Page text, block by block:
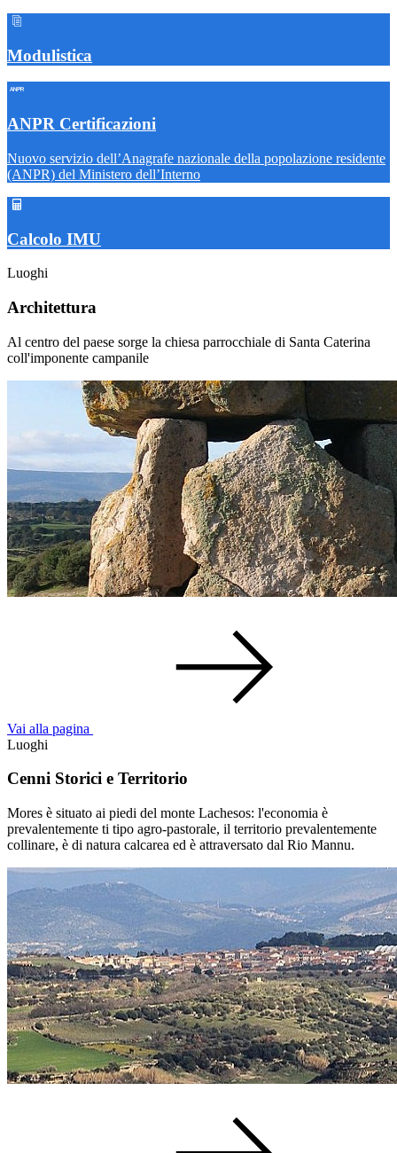
Modulistica
ANPR Certificazioni
Nuovo servizio dell’Anagrafe nazionale della popolazione residente
(ANPR) del Ministero dell’Interno
Calcolo IMU
Luoghi
Architettura
Al centro del paese sorge la chiesa parrocchiale di Santa Caterina
coll'imponente campanile
Vai alla pagina
Luoghi
Cenni Storici e Territorio
Mores è situato ai piedi del monte Lachesos: l'economia è
prevalentemente ti tipo agro-pastorale, il territorio prevalentemente
collinare, è di natura calcarea ed è attraversato dal Rio Mannu.